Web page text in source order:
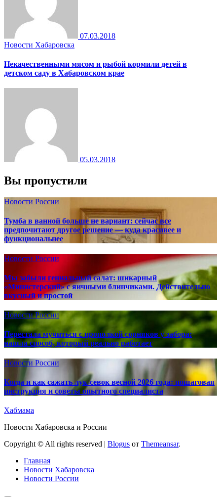
07.03.2018
Новости Хабаровска
Некачественными мясом и рыбой кормили детей в
детском саду в Хабаровском крае
05.03.2018
Вы пропустили
Новости России
Тумба в ванной больше не вариант: сейчас все
предпочитают другое решение — куда красивее и
функциональнее
Новости России
Мы забыли гениальный салат: шикарный
«Министерский» с яичными блинчиками. Действительно
вкусный и простой
Новости России
Перестала мучиться с прополкой сорняков у забора:
нашла способ, который реально работает
Новости России
Когда и как сажать лук-севок весной 2026 года: пошаговая
инструкция и советы опытного специалиста
Хабмама
Новости Хабаровска и России
Copyright © All rights reserved | Blogus от Themeansar.
Главная
Новости Хабаровска
Новости России